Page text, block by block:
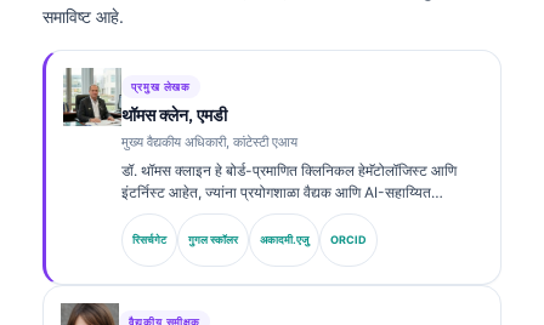
समाविष्ट आहे.
प्रमुख लेखक
थॉमस क्लेन, एमडी
मुख्य वैद्यकीय अधिकारी, कांटेस्टी एआय
डॉ. थॉमस क्लाइन हे बोर्ड-प्रमाणित क्लिनिकल हेमॅटोलॉजिस्ट आणि
इंटर्निस्ट आहेत, ज्यांना प्रयोगशाळा वैद्यक आणि AI-सहाय्यित
क्लिनिकल विश्लेषणामध्ये 15 हून अधिक वर्षांचा अनुभव आहे. Kantesti
AI येथे मुख्य वैद्यकीय अधिकारी म्हणून, ते मालकीच्या न्यूरल नेटवर्कच्या
वैद्यकीय अचूकतेवर क्लिनिकल देखरेख प्रदान करतात. बायोमार्करचे अर्थ
रिसर्चगेट गुगल स्कॉलर अकादमी.एजु ORCID
वैद्यकीय समीक्षक